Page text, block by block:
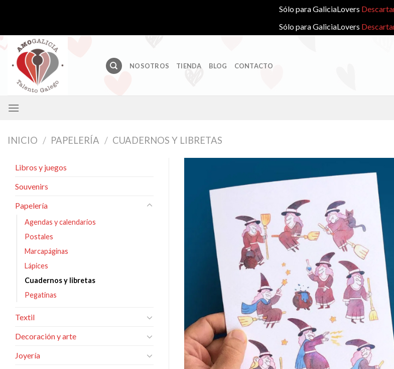
Sólo para GaliciaLovers
Sólo para GaliciaLovers
content
NOSOTROS TIENDA BLOG CONTACTO
INICIO / PAPELERÍA / CUADERNOS Y LIBRETAS
Libros y juegos
Souvenirs
Papelería
Agendas y calendarios
Postales
Marcapáginas
Lápices
Cuadernos y libretas
Pegatinas
Textil
Decoración y arte
Joyería